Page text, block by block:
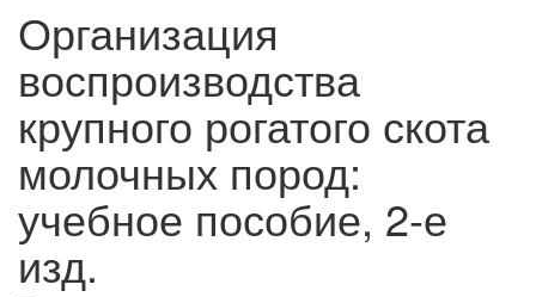
Организация
воспроизводства
крупного рогатого скота
молочных пород:
учебное пособие, 2-е
изд.